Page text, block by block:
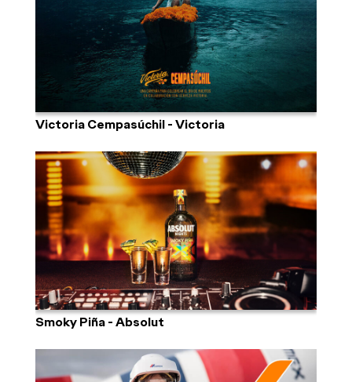
Victoria Cempasúchil - Victoria
Smoky Piña - Absolut